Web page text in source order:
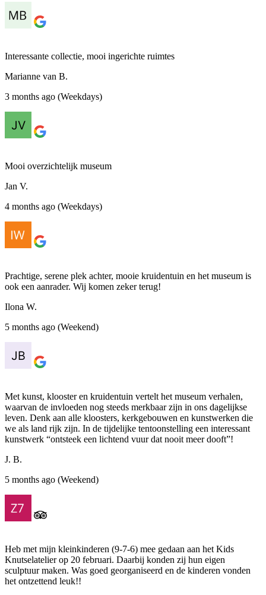
Interessante collectie, mooi ingerichte ruimtes
Marianne van B.
3 months ago (Weekdays)
Mooi overzichtelijk museum
Jan V.
4 months ago (Weekdays)
Prachtige, serene plek achter, mooie kruidentuin en het museum is
ook een aanrader. Wij komen zeker terug!
Ilona W.
5 months ago (Weekend)
Met kunst, klooster en kruidentuin vertelt het museum verhalen,
waarvan de invloeden nog steeds merkbaar zijn in ons dagelijkse
leven. Denk aan alle kloosters, kerkgebouwen en kunstwerken die
we als land rijk zijn. In de tijdelijke tentoonstelling een interessant
kunstwerk “ontsteek een lichtend vuur dat nooit meer dooft”!
J. B.
5 months ago (Weekend)
Heb met mijn kleinkinderen (9-7-6) mee gedaan aan het Kids
Knutselatelier op 20 februari. Daarbij konden zij hun eigen
sculptuur maken. Was goed georganiseerd en de kinderen vonden
het ontzettend leuk!!